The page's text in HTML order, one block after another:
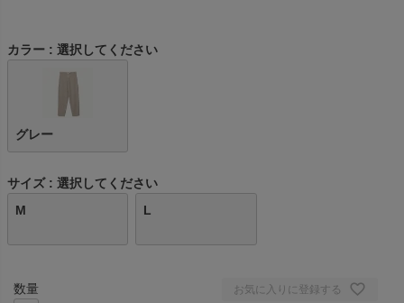
カラー 選択してください
グレー
サイズ
選択してください
M
L
お気に入りに登録する